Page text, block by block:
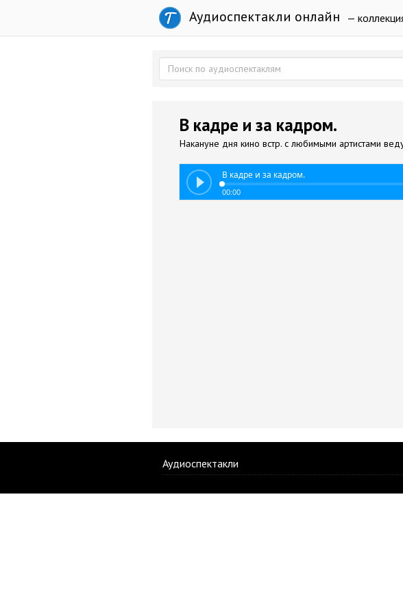
Аудиоспектакли онлайн —
В кадре и за кадром.
Накануне дня кино встр. с любимыми артистами
В кадре и за кадром.
00:00
Аудиоспектакли